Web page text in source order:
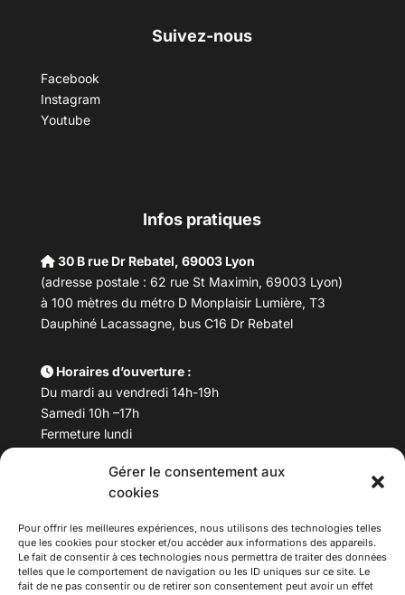
Gérer le consentement aux
cookies
Pour offrir les meilleures expériences, nous utilisons des technologies telles
que les cookies pour stocker et/ou accéder aux informations des appareils.
Le fait de consentir à ces technologies nous permettra de traiter des données
telles que le comportement de navigation ou les ID uniques sur ce site. Le
fait de ne pas consentir ou de retirer son consentement peut avoir un effet
Suivez-nous
Facebook
Instagram
Youtube
Infos pratiques
30 B rue Dr Rebatel, 69003 Lyon
(adresse postale : 62 rue St Maximin, 69003 Lyon)
à 100 mètres du métro D Monplaisir Lumière, T3
Dauphiné Lacassagne, bus C16 Dr Rebatel
Horaires d’ouverture :
Du mardi au vendredi 14h-19h
Samedi 10h –17h
Fermeture lundi
Téléphone : 04 78 53 06 40
maisondesculturesasiatiques@asiexpo.com